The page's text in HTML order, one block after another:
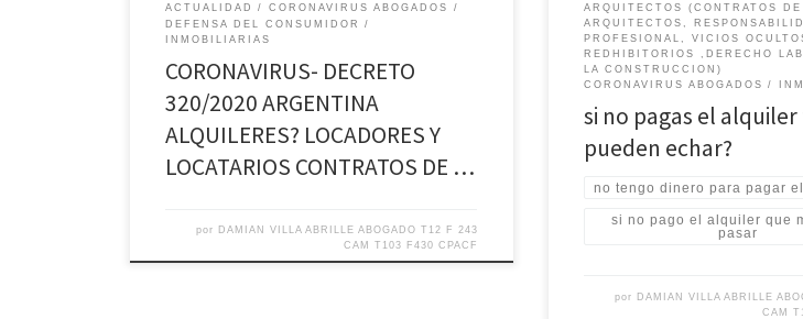
ACTUALIDAD
CORONAVIRUS ABOGADOS
DEFENSA DEL CONSUMIDOR
INMOBILIARIAS
CORONAVIRUS- DECRETO
320/2020 ARGENTINA
ALQUILERES? LOCADORES Y
LOCATARIOS CONTRATOS DE …
por DAMIAN VILLA ABRILLE ABOGADO T12 F 243
CAM T103 F430 CPACF
ARQUITECTOS (CONTRATOS DE
ARQUITECTOS,
PROFESIONAL, VICIOS
REDHIBITORIOS ,DERECHO
LA CONSTRUCCION)
CORONAVIRUS ABOGADOS
si no pagas el alquiler
pueden echar?
no tengo dinero para pagar
si no pago el alquiler que
pasar
por DAMIAN VILLA ABRILLE
CAM